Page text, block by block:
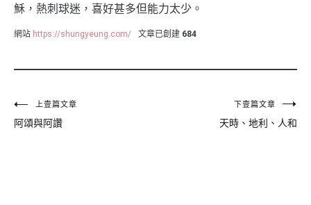
穌，熱刺球迷，喜好甚多但能力太少。
網站 https://shungyeung.com/ 文章已創建 684
文
章
上壹篇文章
阿頌與阿讚
下壹篇文章
天時、地利、人和